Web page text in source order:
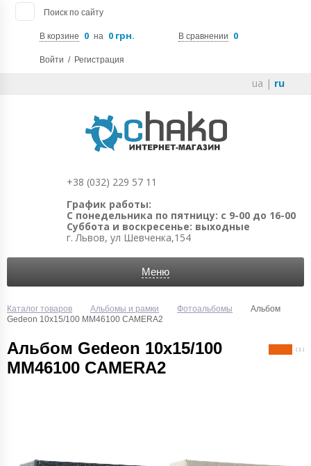
Поиск по сайту
В корзине 0 на 0 грн. В сравнении 0
Войти / Регистрация
ua | ru
+38 (032) 229 57 11
График работы:
С понедельника по пятницу: с 9-00 до 16-00
Суббота и воскресенье: выходные
г. Львов, ул Шевченка,154
Меню
Каталог товаров Альбомы и рамки Фотоальбомы
Альбом
Gedeon 10х15/100 MM46100 CAMERA2
Альбом Gedeon 10х15/100
MM46100 CAMERA2
( 1 )